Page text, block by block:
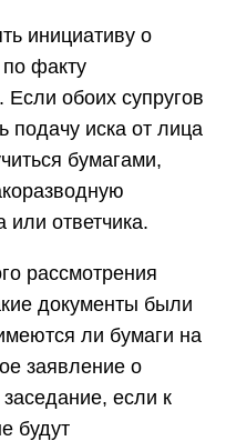
инициативу о
по факту
обоих супругов
подачу иска от лица
бумагами,
или ответчика.
рассмотрения
документы были
ли бумаги на
заявление о
если к
будут